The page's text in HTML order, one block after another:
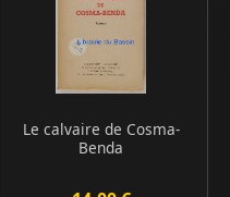
Le calvaire de Cosma-
Benda